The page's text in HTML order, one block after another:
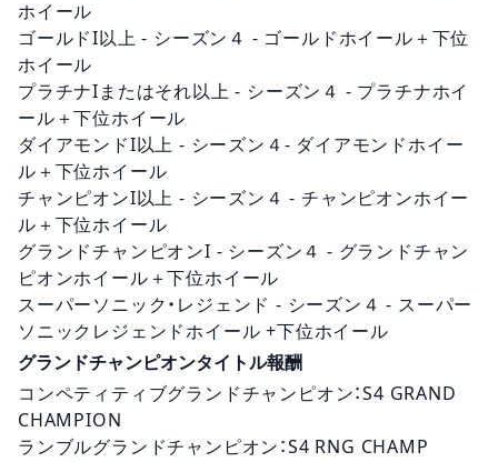
ホイール
ゴールドI以上 - シーズン４ - ゴールドホイール＋下位
ホイール
プラチナIまたはそれ以上 - シーズン４ - プラチナホイ
ール＋下位ホイール
ダイアモンドI以上 - シーズン４- ダイアモンドホイー
ル＋下位ホイール
チャンピオンI以上 - シーズン４ - チャンピオンホイー
ル＋下位ホイール
グランドチャンピオンI - シーズン４ - グランドチャン
ピオンホイール＋下位ホイール
スーパーソニック ・レジェンド - シーズン４ - スーパー
ソニック レジェンドホイール +下位ホイール
グランドチャンピオンタイトル報酬
コンペティティブグランドチャンピオン：S4 GRAND
CHAMPION
ランブルグランドチャンピオン：S4 RNG CHAMP